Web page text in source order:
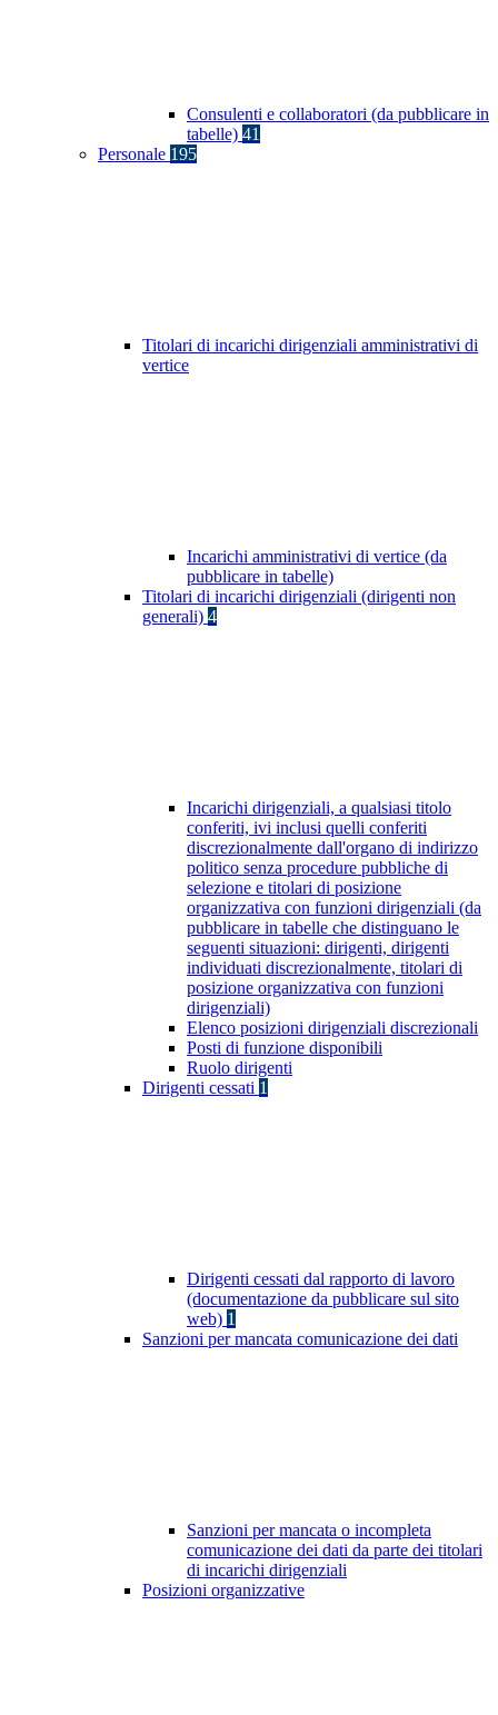
Consulenti e collaboratori (da pubblicare in
tabelle) 41
Personale 195
Titolari di incarichi dirigenziali amministrativi di
vertice
Incarichi amministrativi di vertice (da
pubblicare in tabelle)
Titolari di incarichi dirigenziali (dirigenti non
generali) 4
Incarichi dirigenziali, a qualsiasi titolo
conferiti, ivi inclusi quelli conferiti
discrezionalmente dall'organo di indirizzo
politico senza procedure pubbliche di
selezione e titolari di posizione
organizzativa con funzioni dirigenziali (da
pubblicare in tabelle che distinguano le
seguenti situazioni: dirigenti, dirigenti
individuati discrezionalmente, titolari di
posizione organizzativa con funzioni
dirigenziali)
Elenco posizioni dirigenziali discrezionali
Posti di funzione disponibili
Ruolo dirigenti
Dirigenti cessati 1
Dirigenti cessati dal rapporto di lavoro
(documentazione da pubblicare sul sito
web) 1
Sanzioni per mancata comunicazione dei dati
Sanzioni per mancata o incompleta
comunicazione dei dati da parte dei titolari
di incarichi dirigenziali
Posizioni organizzative